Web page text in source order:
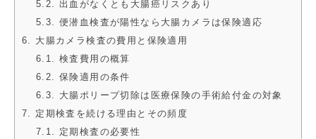
5.2. 出血がなくとも大腸癌リスクあり
5.3. 便潜血検査が陽性なら大腸カメラは保険適応
6. 大腸カメラ検査の費用と保険適用
6.1. 検査費用の概算
6.2. 保険適用の条件
6.3. 大腸ポリープ切除は医療保険の手術給付金の対象
7. 定期検査を続ける理由とその頻度
7.1. 定期検査の必要性